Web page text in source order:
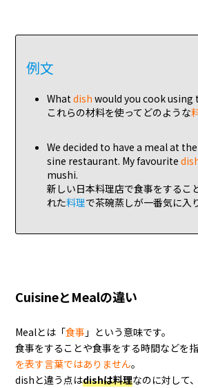
例文
Whatdishwould you cook using
これらの材料を使ってどのような
We decided to have a meal at
sine restaurant. My favourite
mushi.
新しい日本料理店で食事をするこ
れた料理で茶碗蒸しが一番気に入
CuisineとMealの違い
Mealとは「食事 」という意味です。
食事をすることや食事をする時間などを
を表す言葉ではありません。
dishと違う点はdishは料理なのに対して